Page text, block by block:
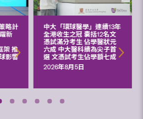
略計
新
架 推
影響
中大「環球醫學」連續13年
全港收生之冠 囊括12名文
憑試滿分考生 佔學醫狀元
六成 中大醫科續為尖子首
選 文憑試考生佔學額七成
2026年8月5日